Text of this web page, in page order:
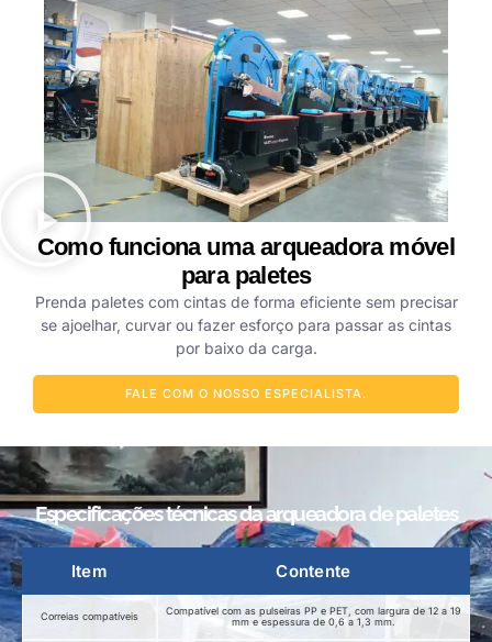
Como funciona uma arqueadora móvel
para paletes
Prenda paletes com cintas de forma eficiente sem precisar
se ajoelhar, curvar ou fazer esforço para passar as cintas
por baixo da carga.
FALE COM O NOSSO ESPECIALISTA.
Especificações técnicas da arqueadora de paletes
Item Contente
Correias compatíveis
Compatível com as pulseiras PP e PET, com largura de 12 a 19
mm e espessura de 0,6 a 1,3 mm.